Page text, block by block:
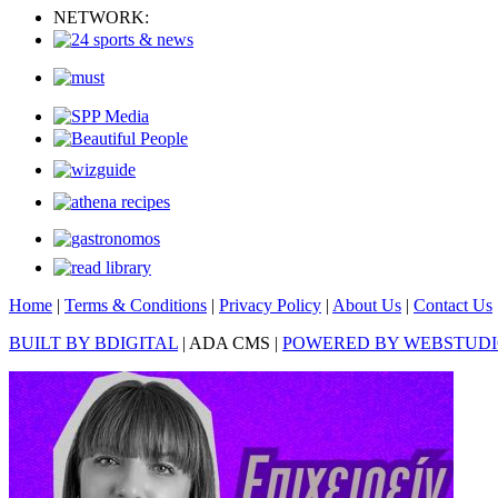
NETWORK:
Home | Terms & Conditions | Privacy Policy | About Us | Contact Us
BUILT BY BDIGITAL | ADA CMS | POWERED BY